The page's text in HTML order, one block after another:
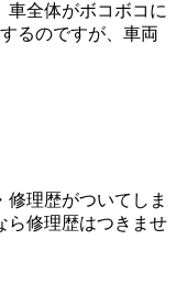
車全体がボコボコに
るのですが、車両
理歴がついてしま
ら修理歴はつきませ